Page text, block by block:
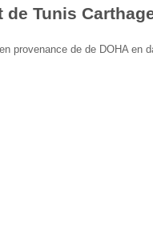
Tunis
provenance de de DOHA en